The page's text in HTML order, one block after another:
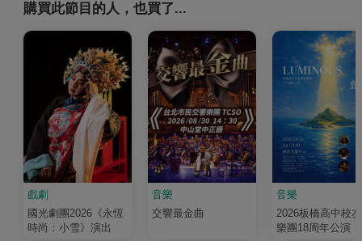
購買此節目的人，也買了...
戲劇
國光劇團2026《永恆
時尚：小雪》演出
音樂
交響最金曲
音樂
2026板橋高中校
樂團18周年公演